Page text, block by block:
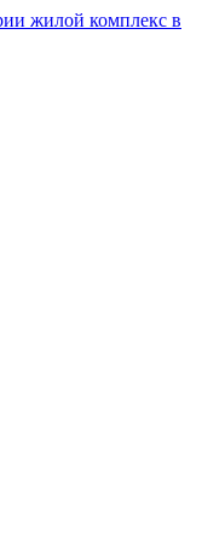
жилой комплекс в